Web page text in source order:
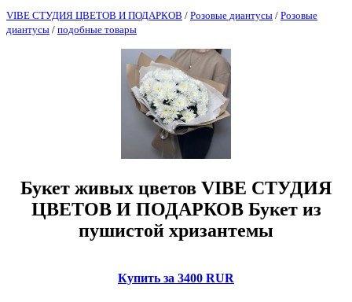
VIBE СТУДИЯ ЦВЕТОВ И ПОДАРКОВ / Розовые диантусы / Розовые
диантусы / подобные товары
Букет живых цветов VIBE СТУДИЯ
ЦВЕТОВ И ПОДАРКОВ Букет из
пушистой хризантемы
Купить за 3400 RUR